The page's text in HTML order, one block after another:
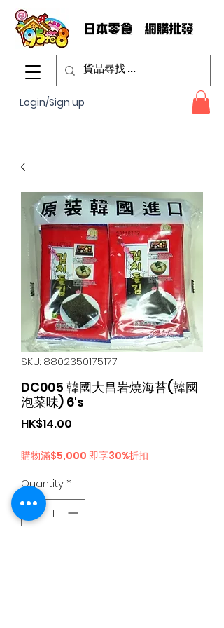
Login/Sign up
SKU: 8802350175177
DC005 韓國大昌岩燒海苔(韓國
泡菜味) 6's
HK$14.00
購物滿$5,000 即享30%折扣
Quantity*